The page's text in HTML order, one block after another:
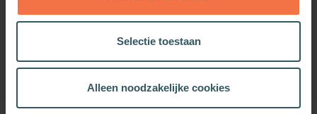
Selectie toestaan
Alleen noodzakelijke cookies
OOK INTERESSANT